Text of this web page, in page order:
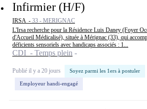
Infirmier (H/F)
IRSA - 33 - MERIGNAC
L'Irsa recherche pour la Résidence Luis Daney (Foyer
d'Accueil Médicalisé), située à Mérignac (33), qui
déficients sensoriels avec handicaps associés : 1...
CDI - Temps plein
Publié il y a 20 jours Soyez parmi les 1ers à postuler
Employeur handi-engagé